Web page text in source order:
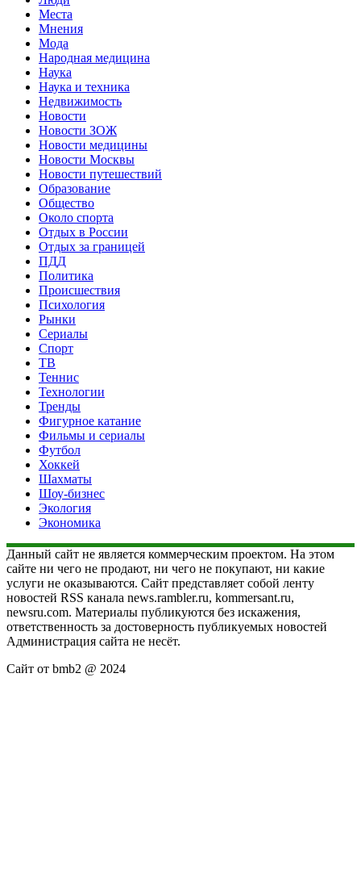
Места
Мнения
Мода
Народная медицина
Наука
Наука и техника
Недвижимость
Новости
Новости ЗОЖ
Новости медицины
Новости Москвы
Новости путешествий
Образование
Общество
Около спорта
Отдых в России
Отдых за границей
ПДД
Политика
Происшествия
Психология
Рынки
Сериалы
Спорт
ТВ
Теннис
Технологии
Тренды
Фигурное катание
Фильмы и сериалы
Футбол
Хоккей
Шахматы
Шоу-бизнес
Экология
Экономика
Данный сайт не является коммерческим проектом. На этом
сайте ни чего не продают, ни чего не покупают, ни какие
услуги не оказываются. Сайт представляет собой ленту
новостей RSS канала news.rambler.ru, kommersant.ru,
newsru.com. Материалы публикуются без искажения,
ответственность за достоверность публикуемых новостей
Администрация сайта не несёт.
Сайт от bmb2 @ 2024